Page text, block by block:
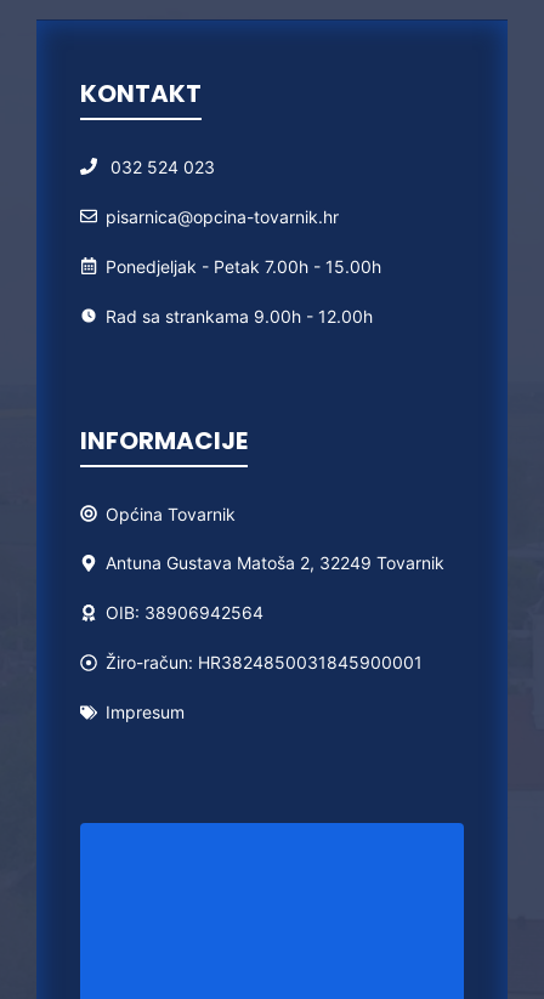
KONTAKT
032 524 023
pisarnica@opcina-tovarnik.hr
Ponedjeljak - Petak 7.00h - 15.00h
Rad sa strankama 9.00h - 12.00h
INFORMACIJE
Općina Tovarnik
Antuna Gustava Matoša 2, 32249 Tovarnik
OIB: 38906942564
Žiro-račun: HR3824850031845900001
Impresum